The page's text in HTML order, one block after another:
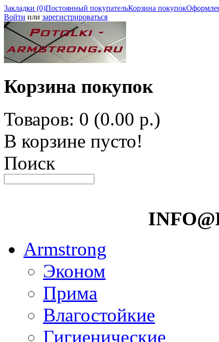
Закладки (0)Постоянный покупательКорзина покупок
Войти или зарегистрироваться
Корзина покупок
Товаров: 0 (0.00 р.)
В корзине пусто!
Поиск
Armstrong
Эконом
Прима
Влагостойкие
Гигиенические